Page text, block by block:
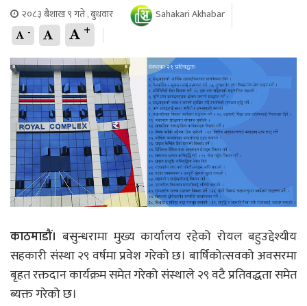
२०८३ बैशाख ९ गते , बुधवार
Sahakari Akhabar
- +
काठमाडौं। बसुन्धरामा मुख्य कार्यालय रहेको रोयल बहुउद्देश्यीय
सहकारी संस्था २९ वर्षमा प्रवेश गरेको छ। बार्षिकोत्सवको अवसरमा
बृहत रक्तदान कार्यक्रम समेत गरेको संस्थाले २९ वटै प्रतिवद्धता समेत
ब्यक्त गरेको छ।